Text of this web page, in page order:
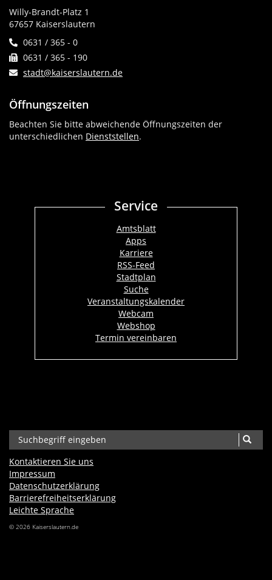
Willy-Brandt-Platz 1
67657 Kaiserslautern
0631 / 365 - 0
0631 / 365 - 190
stadt@kaiserslautern.de
Öffnungszeiten
Beachten Sie bitte abweichende Öffnungszeiten der
unterschiedlichen Dienststellen.
Service
Amtsblatt
Apps
Karriere
RSS-Feed
Stadtplan
Suche
Veranstaltungskalender
Webcam
Webshop
Termin vereinbaren
Kontaktieren Sie uns
Impressum
Datenschutzerklärung
Barrierefreiheits­erklärung
Leichte Sprache
© 2026 Kaiserslautern.de